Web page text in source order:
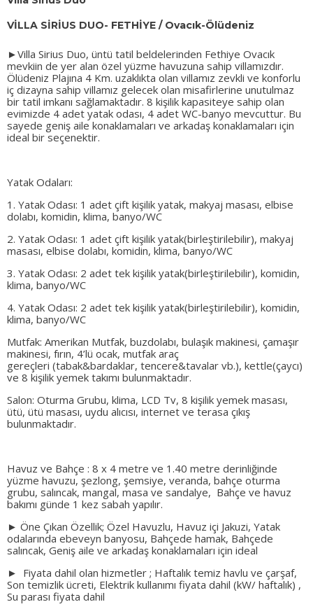
VİLLA SİRİUS DUO- FETHİYE / Ovacık-Ölüdeniz
►Villa Sirius Duo, üntü tatil beldelerinden Fethiye Ovacık
mevkiin de yer alan özel yüzme havuzuna sahip villamızdır.
Ölüdeniz Plajına 4 Km. uzaklıkta olan villamız zevkli ve konforlu
iç dizayna sahip villamız gelecek olan misafirlerine unutulmaz
bir tatil imkanı sağlamaktadır. 8 kişilik kapasiteye sahip olan
evimizde 4 adet yatak odası, 4 adet WC-banyo mevcuttur. Bu
sayede geniş aile konaklamaları ve arkadaş konaklamaları için
ideal bir seçenektir.
Yatak Odaları:
1. Yatak Odası: 1 adet çift kişilik yatak, makyaj masası, elbise
dolabı, komidin, klima, banyo/WC
2. Yatak Odası: 1 adet çift kişilik yatak(birleştirilebilir), makyaj
masası, elbise dolabı, komidin, klima, banyo/WC
3. Yatak Odası: 2 adet tek kişilik yatak(birleştirilebilir), komidin,
klima, banyo/WC
4. Yatak Odası: 2 adet tek kişilik yatak(birleştirilebilir), komidin,
klima, banyo/WC
Mutfak: Amerikan Mutfak, buzdolabı, bulaşık makinesi, çamaşır
makinesi, fırın, 4’lü ocak, mutfak araç
gereçleri (tabak&bardaklar, tencere&tavalar vb.), kettle(çaycı)
ve 8 kişilik yemek takımı bulunmaktadır.
Salon: Oturma Grubu, klima, LCD Tv, 8 kişilik yemek masası,
ütü, ütü masası, uydu alıcısı, internet ve terasa çıkış
bulunmaktadır.
Havuz ve Bahçe : 8 x 4 metre ve 1.40 metre derinliğinde
yüzme havuzu, şezlong, şemsiye, veranda, bahçe oturma
grubu, salıncak, mangal, masa ve sandalye, Bahçe ve havuz
bakımı günde 1 kez sabah yapılır.
► Öne Çıkan Özellik; Özel Havuzlu, Havuz içi Jakuzi, Yatak
odalarında ebeveyn banyosu, Bahçede hamak, Bahçede
salıncak, Geniş aile ve arkadaş konaklamaları için ideal
► Fiyata dahil olan hizmetler ; Haftalık temiz havlu ve çarşaf,
Son temizlik ücreti, Elektrik kullanımı fiyata dahil (kW/ haftalık) ,
Su parası fiyata dahil